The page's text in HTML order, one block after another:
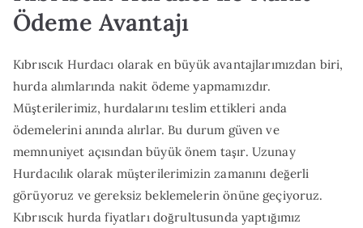
Ödeme Avantajı
Kıbrıscık Hurdacı olarak en büyük avantajlarımızdan biri,
hurda alımlarında nakit ödeme yapmamızdır.
Müşterilerimiz, hurdalarını teslim ettikleri anda
ödemelerini anında alırlar. Bu durum güven ve
memnuniyet açısından büyük önem taşır. Uzunay
Hurdacılık olarak müşterilerimizin zamanını değerli
görüyoruz ve gereksiz beklemelerin önüne geçiyoruz.
Kıbrıscık hurda fiyatları doğrultusunda yaptığımız